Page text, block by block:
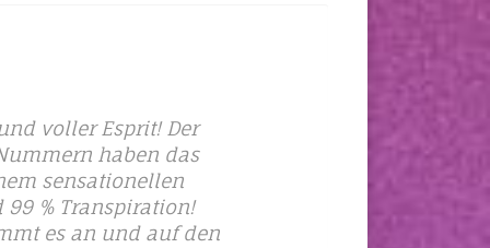
voller Esprit! Der
haben das
sensationellen
99 % Transpiration!
es an und auf den